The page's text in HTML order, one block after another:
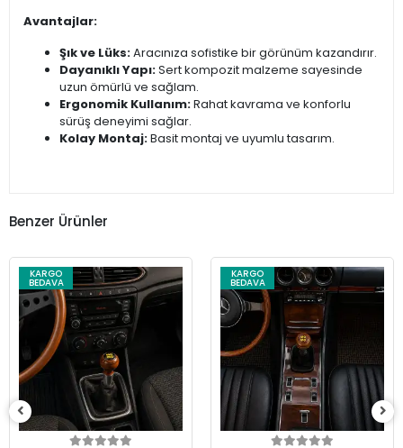
Avantajlar:
Şık ve Lüks:Aracınıza sofistike bir görünüm kazandırır.
Dayanıklı Yapı:Sert kompozit malzeme sayesinde
uzun ömürlü ve sağlam.
Ergonomik Kullanım:Rahat kavrama ve konforlu
sürüş deneyimi sağlar.
Kolay Montaj:Basit montaj ve uyumlu tasarım.
Benzer Ürünler
KARGO
BEDAVA
KARGO
BEDAVA